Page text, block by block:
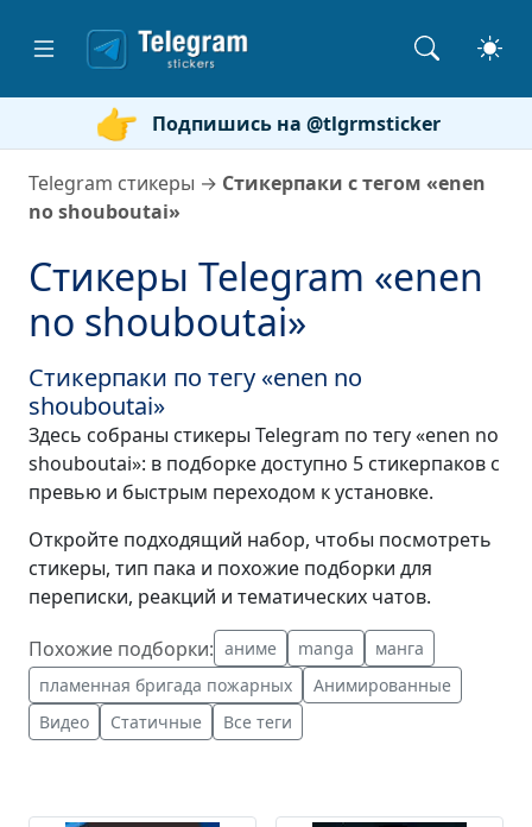
Подпишись на @tlgrmsticker
Telegram стикеры → Стикерпаки с тегом «enen
no shouboutai»
Стикеры Telegram «enen
no shouboutai»
Стикерпаки по тегу «enen no
shouboutai»
Здесь собраны стикеры Telegram по тегу «enen no
shouboutai»: в подборке доступно 5 стикерпаков с
превью и быстрым переходом к установке.
Откройте подходящий набор, чтобы посмотреть
стикеры, тип пака и похожие подборки для
переписки, реакций и тематических чатов.
Похожие подборки: аниме manga
манга
пламенная бригада пожарных
Анимированные
Видео
Статичные Все теги